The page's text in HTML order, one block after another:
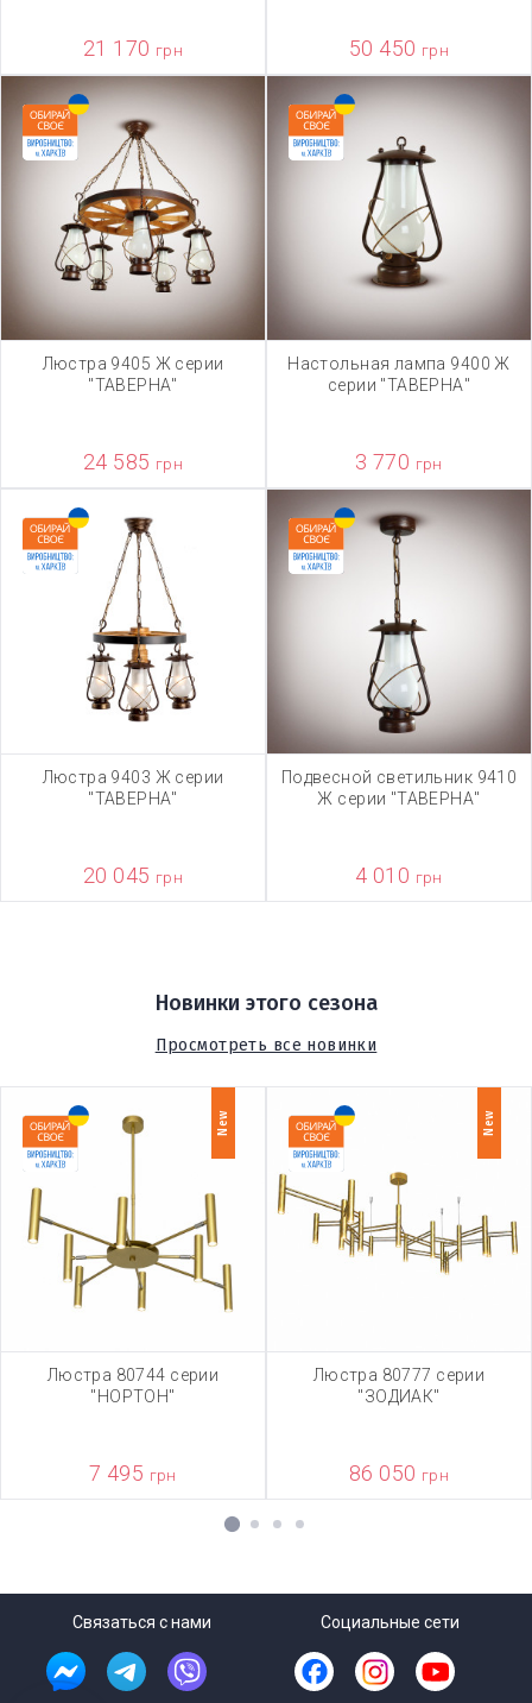
21 170 грн 50 450 грн
Люстра 9405 Ж серии
"ТАВЕРНА"
24 585 грн
Настольная лампа 9400 Ж
серии "ТАВЕРНА"
3 770 грн
Люстра 9403 Ж серии
"ТАВЕРНА"
20 045 грн
Подвесной светильник 9410
Ж серии "ТАВЕРНА"
4 010 грн
Новинки этого сезона
Просмотреть все новинки
New
Люстра 80744 серии
"НОРТОН"
7 495 грн
New
Люстра 80777 серии
"ЗОДИАК"
86 050 грн
1 2 3 4
Связаться с нами Социальные сети